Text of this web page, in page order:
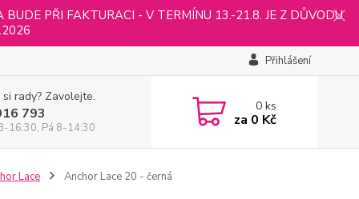
PŘI FAKTURACI - V TERMÍNU 13.-21.8. JE Z DŮVODU
Přihlášení
rady? Zavolejte.
793
16:30, Pá 8-14:30
0ks
za 0 Kč
Lace Anchor Lace 20 - černá